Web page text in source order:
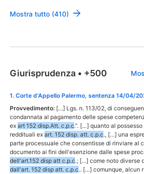
Mostra tutto (410)
Giurisprudenza • +500
1. Corte d'Appello Palermo, sentenza 14/04/
Provvedimento: […] Lgs. n. 113/02, di
condannata al pagamento delle spese
ex art 152 disp.Att. c.p.c.”. […] quanto al
reddituali ex art. 152 disp. att. c.p.c., […] una
parte processuale che consentisse di rinviare al
documento ai fini dell'esenzione dalle spese
dell'art.152 disp att c.p.c.; […] come noto diverse
dall'art. 152 disp att. c.p.c.. […] comunque, alcun